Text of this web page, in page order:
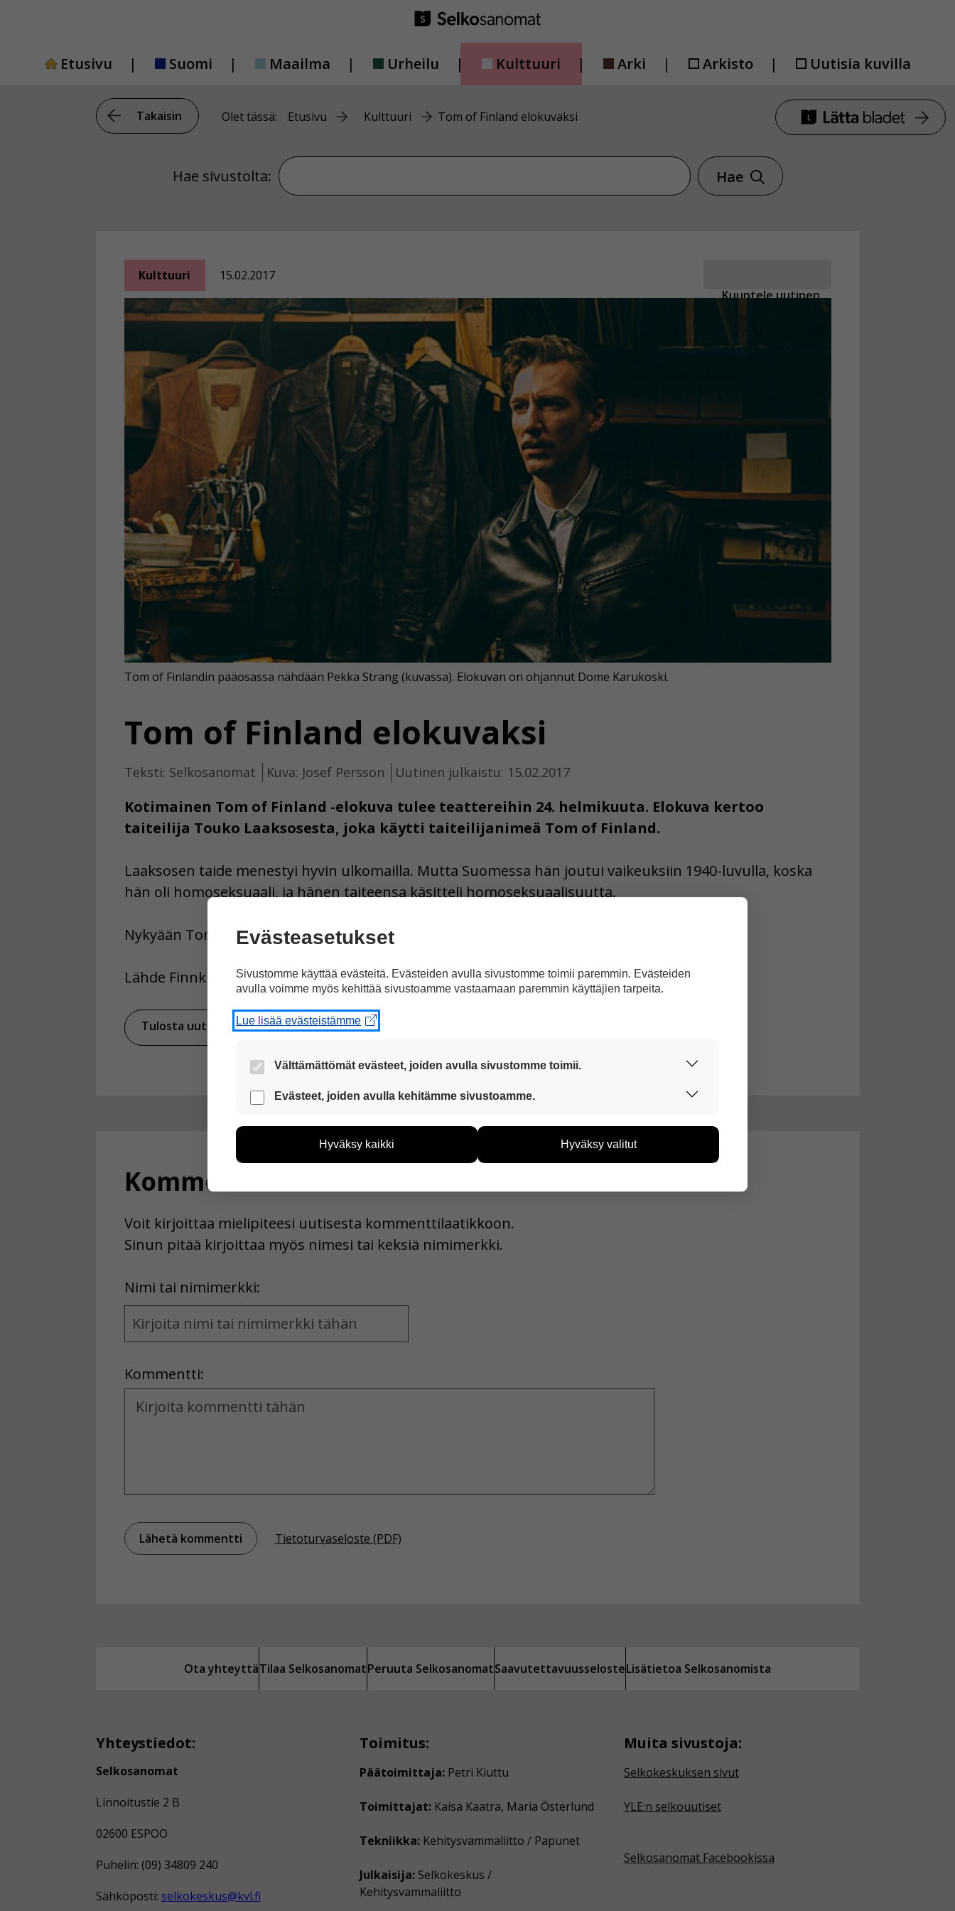
Etusivu
Suomi Maailma Urheilu Kulttuuri Arki Arkisto Uutisia kuvilla
Takaisin Olet tässä: Etusivu Kulttuuri Tom of Finland elokuvaksi
Hae sivustolta: Hae sivustolta
Hae
Kuuntele uutinen
Kulttuuri 15.02.2017
Tom of Finland elokuvaksi
Teksti: Selkosanomat Kuva: Josef Persson Uutinen julkaistu: 15.02.2017
Kotimainen Tom of Finland -elokuva tulee teattereihin 24. helmikuuta. Elokuva kertoo
taiteilija Touko Laaksosesta, joka käytti taiteilijanimeä Tom of Finland.
Tom of Finlandin pääosassa nähdään Pekka Strang (kuvassa). Elokuvan on ohjannut Dome Karukoski.
Laaksosen taide menestyi hyvin ulkomailla. Mutta Suomessa hän joutui vaikeuksiin 1940-luvulla, koska
hän oli homoseksuaali, ja hänen taiteensa käsitteli homoseksuaalisuutta.
Nykyään Tom of Finlandin kuvia on jopa postimerkeissä ja pyyheliinoissa.
Lähde Finnkino
Tulosta uutinen Jaa Facebookissa
Kommentoi
Voit kirjoittaa mielipiteesi uutisesta kommenttilaatikkoon.
Sinun pitää kirjoittaa myös nimesi tai keksiä nimimerkki.
Nimi tai nimimerkki:
Name
and
Kommentti:
Kommentti
Tietoturvaseloste (PDF)
Ota yhteyttäTilaa SelkosanomatPeruuta SelkosanomatSaavutettavuusselosteLisätietoa Selkosanomista
Yhteystiedot:
Selkosanomat
Linnoitustie 2 B
02600 ESPOO
Puhelin: (09) 34809 240
Sähköposti: selkokeskus@kvl.fi
Toimitus:
Päätoimittaja: Petri Kiuttu
Toimittajat: Kaisa Kaatra, Maria Österlund
Tekniikka: Kehitysvammaliitto / Papunet
Julkaisija: Selkokeskus /
Kehitysvammaliitto
Muita sivustoja:
Selkokeskuksen sivut
YLE:n selkouutiset
Selkosanomat Facebookissa
Evästeasetukset
Sivustomme käyttää evästeitä. Evästeiden avulla sivustomme toimii paremmin. Evästeiden
avulla voimme myös kehittää sivustoamme vastaamaan paremmin käyttäjien tarpeita.
Lue lisää evästeistämme
Välttämättömät evästeet, joiden avulla sivustomme toimii.
Nämä evästeet ovat aina käytössä, jotta sivustoamme voi käyttää sujuvasti ja turvallisesti.
Evästeet, joiden avulla kehitämme sivustoamme.
voimme kehittää sivustoamme vastaamaan paremmin käyttäjien tarpeita. Tietoa kerätään
esimerkiksi kävijämääristä ja siitä, mitä sivuja käytetään ja miten sivuilla liikutaan. Emme
kuitenkaan kerää henkilötietoja kuten nimiä, eikä tietoja voi yhdistää yksittäiseen
Hyväksy kaikki Hyväksy valitut